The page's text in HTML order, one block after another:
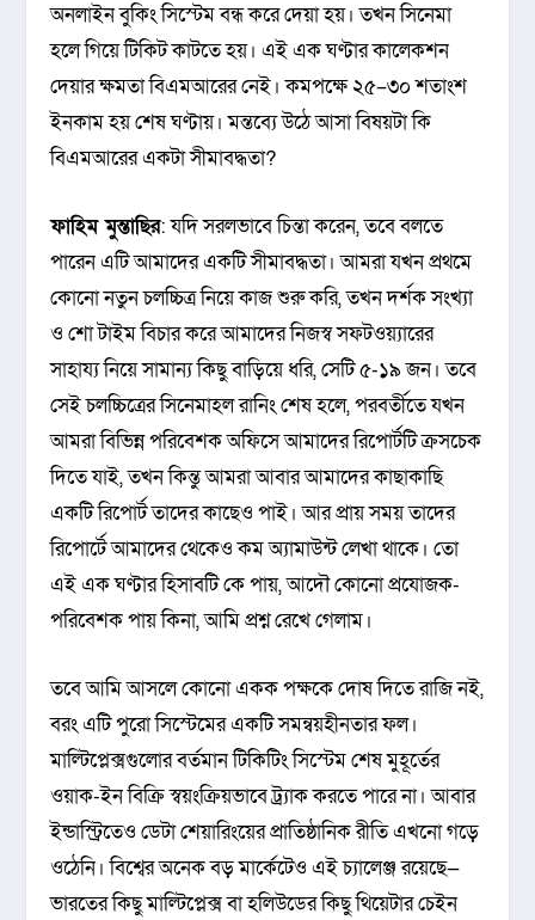
অনলাইন বুকিং সিস্টেম বন্ধ করে দেয়া হয়। তখন সিনেমা
হলে গিয়ে টিকিট কাটতে হয়। এই এক ঘণ্টার কালেকশন
দেয়ার ক্ষমতা বিএমআরের নেই। কমপক্ষে ২৫–৩০ শতাংশ
ইনকাম হয় শেষ ঘণ্টায়। মন্তব্যে উঠে আসা বিষয়টা কি
বিএমআরের একটা সীমাবদ্ধতা?
ফাহিম মুন্তাছির: যদি সরলভাবে চিন্তা করেন, তবে বলতে
পারেন এটি আমাদের একটি সীমাবদ্ধতা। আমরা যখন প্রথমে
কোনো নতুন চলচ্চিত্র নিয়ে কাজ শুরু করি, তখন দর্শক সংখ্যা
ও শো টাইম বিচার করে আমাদের নিজস্ব সফটওয়্যারের
সাহায্য নিয়ে সামান্য কিছু বাড়িয়ে ধরি, সেটি ৫-১৯ জন। তবে
সেই চলচ্চিত্রের সিনেমাহল রানিং শেষ হলে, পরবর্তীতে যখন
আমরা বিভিন্ন পরিবেশক অফিসে আমাদের রিপোর্টটি ক্রসচেক
দিতে যাই, তখন কিন্তু আমরা আবার আমাদের কাছাকাছি
একটি রিপোর্ট তাদের কাছেও পাই। আর প্রায় সময় তাদের
রিপোর্টে আমাদের থেকেও কম অ্যামাউন্ট লেখা থাকে। তো
এই এক ঘণ্টার হিসাবটি কে পায়, আদৌ কোনো প্রযোজক-
পরিবেশক পায় কিনা, আমি প্রশ্ন রেখে গেলাম।
তবে আমি আসলে কোনো একক পক্ষকে দোষ দিতে রাজি নই,
বরং এটি পুরো সিস্টেমের একটি সমন্বয়হীনতার ফল।
মাল্টিপ্লেক্সগুলোর বর্তমান টিকিটিং সিস্টেম শেষ মুহূর্তের
ওয়াক-ইন বিক্রি স্বয়ংক্রিয়ভাবে ট্র্যাক করতে পারে না। আবার
ইন্ডাস্ট্রিতেও ডেটা শেয়ারিংয়ের প্রাতিষ্ঠানিক রীতি এখনো গড়ে
ওঠেনি। বিশ্বের অনেক বড় মার্কেটেও এই চ্যালেঞ্জ রয়েছে—
ভারতের কিছু মাল্টিপ্লেক্স বা হলিউডের কিছু থিয়েটার চেইন